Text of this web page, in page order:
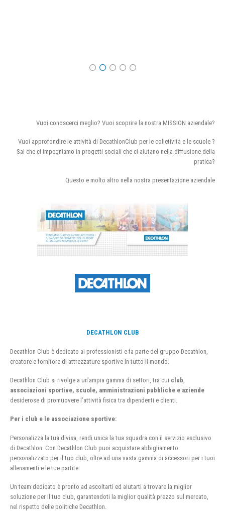
Vuoi conoscerci meglio? Vuoi scoprire la nostra MISSION aziendale?
Vuoi approfondire le attività di DecathlonClub per le colletività e le scuole ?
Sai che ci impegniamo in progetti sociali che ci aiutano nella diffusione della
pratica?
Questo e molto altro nella nostra presentazione aziendale
DECATHLON CLUB
Decathlon Club è dedicato ai professionisti e fa parte del gruppo Decathlon,
creatore e fornitore di attrezzature sportive in tutto il mondo.
Decathlon Club si rivolge a un’ampia gamma di settori, tra cui club
associazioni sportive, scuole, amministrazioni pubbliche e aziende
desiderose di promuovere l’attività fisica tra dipendenti e clienti.
Per i club e le associazione sportive:
Personalizza la tua divisa, rendi unica la tua squadra con il servizio esclusivo
di Decathlon. Con Decathlon Club puoi acquistare abbigliamento
personalizzato per il tuo club, oltre ad una vasta gamma di accessori per i tuoi
allenamenti e le tue partite.
Un team dedicato è pronto ad ascoltarti ed aiutarti a trovare la miglior
soluzione per il tuo club, garantendoti la miglior qualità prezzo sul mercato,
nel rispetto delle politiche Decathlon.